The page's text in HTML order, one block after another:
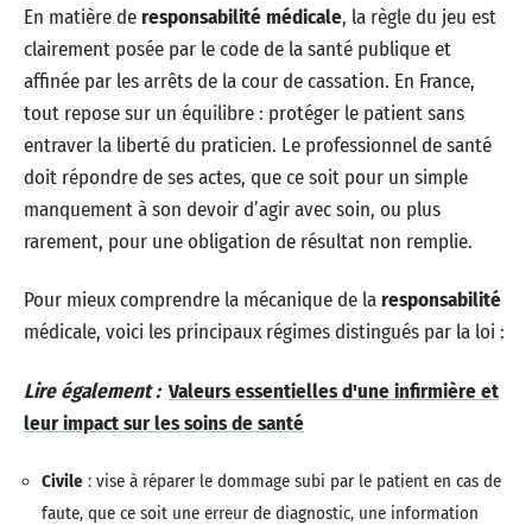
En matière deresponsabilité médicale, la règle du jeu est
clairement posée par le code de la santé publique et
affinée par les arrêts de la cour de cassation. En France,
tout repose sur un équilibre : protéger le patient sans
entraver la liberté du praticien. Le professionnel de santé
doit répondre de ses actes, que ce soit pour un simple
manquement à son devoir d’agir avec soin, ou plus
rarement, pour une obligation de résultat non remplie.
Pour mieux comprendre la mécanique de laresponsabilité
médicale, voici les principaux régimes distingués par la loi :
Lire également : Valeurs essentielles d'une infirmière et
leur impact sur les soins de santé
Civile : vise à réparer le dommage subi par le patient en cas de
faute, que ce soit une erreur de diagnostic, une information